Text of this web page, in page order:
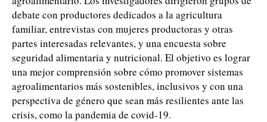
debate con productores dedicados a la agricultura
familiar, entrevistas con mujeres productoras y otras
partes interesadas relevantes, y una encuesta sobre
seguridad alimentaria y nutricional. El objetivo es lograr
una mejor comprensión sobre cómo promover sistemas
agroalimentarios más sostenibles, inclusivos y con una
perspectiva de género que sean más resilientes ante las
crisis, como la pandemia de covid-19.